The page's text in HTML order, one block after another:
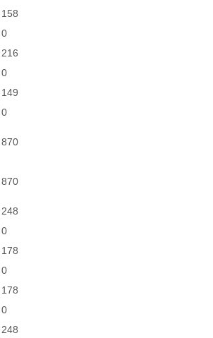
158
0
216
0
149
0
870
870
248
0
178
0
178
0
248